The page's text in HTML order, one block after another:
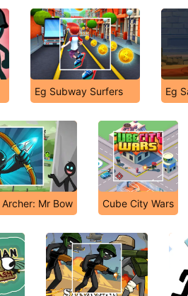
Eg Subway Surfers Eg
Mr Bow Cube City Wars